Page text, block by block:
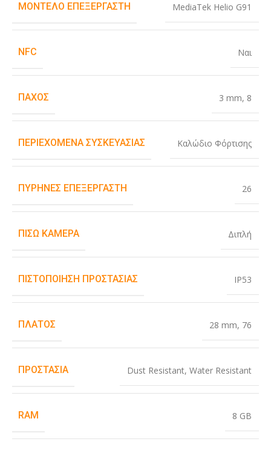
ΜΟΝΤΈΛΟ ΕΠΕΞΕΡΓΑΣΤΉ MediaTek Helio G91
NFC Ναι
ΠΆΧΟΣ 3 mm, 8
ΠΕΡΙΕΧΌΜΕΝΑ ΣΥΣΚΕΥΑΣΊΑΣ Καλώδιο Φόρτισης
ΠΥΡΉΝΕΣ ΕΠΕΞΕΡΓΑΣΤΉ 26
ΠΊΣΩ ΚΆΜΕΡΑ Διπλή
ΠΙΣΤΟΠΟΊΗΣΗ ΠΡΟΣΤΑΣΊΑΣ IP53
ΠΛΆΤΟΣ 28 mm, 76
ΠΡΟΣΤΑΣΊΑ Dust Resistant, Water Resistant
RAM 8 GB